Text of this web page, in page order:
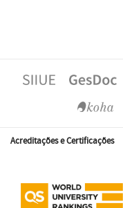
Acreditações e Certificações